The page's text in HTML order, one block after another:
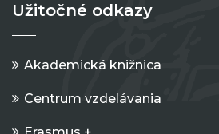
Užitočné odkazy
Akademická knižnica
Centrum vzdelávania